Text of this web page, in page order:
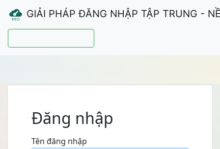
GIẢI PHÁP ĐĂNG NHẬP TẬP TRUNG -
Đăng nhập
Tên đăng nhập